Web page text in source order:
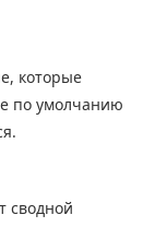
которые
по умолчанию
сводной